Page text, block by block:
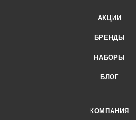
АКЦИИ
БРЕНДЫ
НАБОРЫ
БЛОГ
КОМПАНИЯ